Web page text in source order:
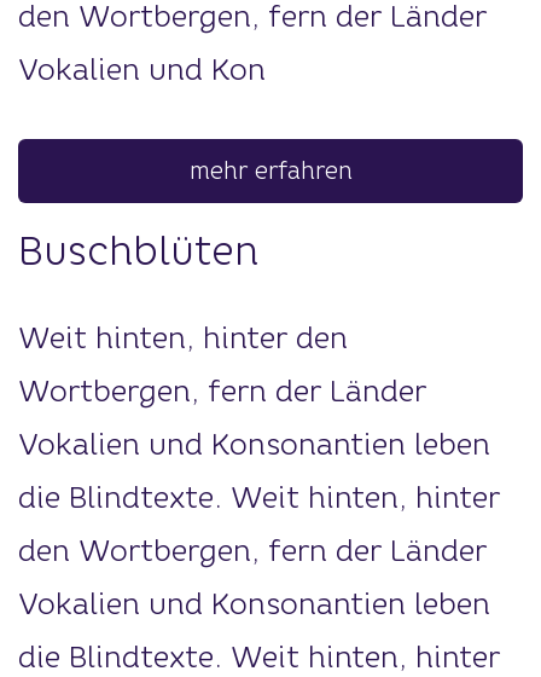
den Wortbergen, fern der Länder
Vokalien und Kon
mehr erfahren
Buschblüten
Weit hinten, hinter den
Wortbergen, fern der Länder
Vokalien und Konsonantien leben
die Blindtexte. Weit hinten, hinter
den Wortbergen, fern der Länder
Vokalien und Konsonantien leben
die Blindtexte. Weit hinten, hinter